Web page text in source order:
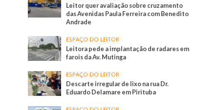
Leitor quer avaliação sobre cruzamento
das Avenidas Paula Ferreira com Benedito
Andrade
ESPAÇO DO LEITOR
Leitora pede a implantação de radares em
farois da Av. Mutinga
ESPAÇO DO LEITOR
Descarte irregular de lixo na rua Dr.
Eduardo Delamare em Pirituba